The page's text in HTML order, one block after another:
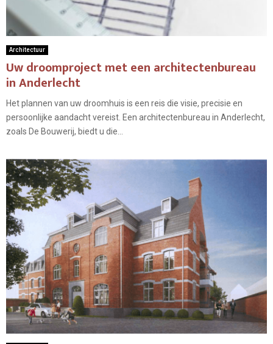
Architectuur
Uw droomproject met een architectenbureau
in Anderlecht
Het plannen van uw droomhuis is een reis die visie, precisie en
persoonlijke aandacht vereist. Een architectenbureau in Anderlecht,
zoals De Bouwerij, biedt u die...